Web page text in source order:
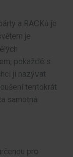
a RACKů je
je
pokaždé s
ji nazývat
tentokrát
samotná
pro